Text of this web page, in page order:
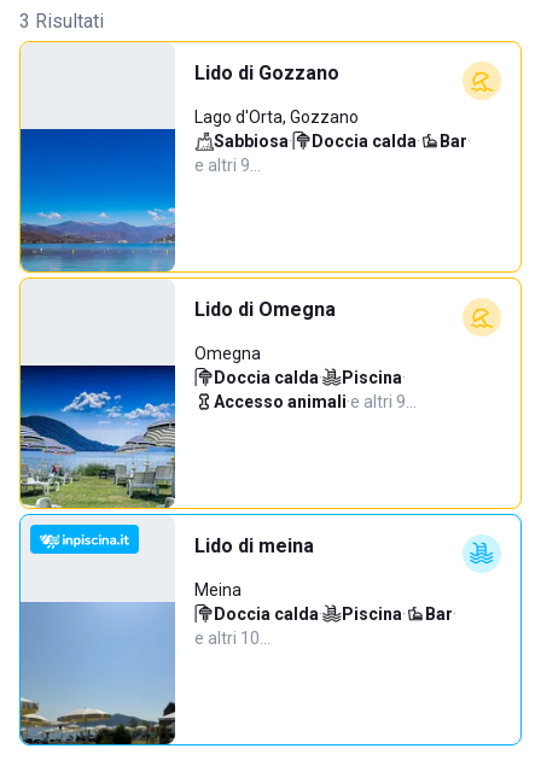
3 Risultati
Lido di Gozzano
Lago d'Orta, Gozzano
Sabbiosa· Doccia calda· Bar·
e altri 9…
Lido di Omegna
Omegna
Doccia calda· Piscina·
Accesso animali·e altri 9…
Lido di meina
Meina
Doccia calda· Piscina· Bar·
e altri 10…